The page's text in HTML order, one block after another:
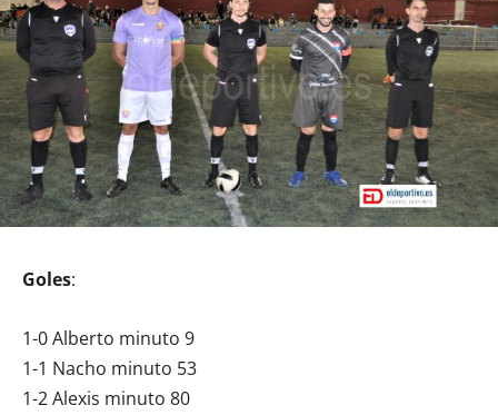
Goles:
1-0 Alberto minuto 9
1-1 Nacho minuto 53
1-2 Alexis minuto 80